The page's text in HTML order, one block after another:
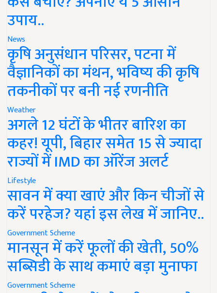
उपाय..
News
कृषि अनुसंधान परिसर, पटना में
वैज्ञानिकों का मंथन, भविष्य की कृषि
तकनीकों पर बनी नई रणनीति
Weather
अगले 12 घंटों के भीतर बारिश का
कहर! यूपी, बिहार समेत 15 से ज्यादा
राज्यों में IMD का ऑरेंज अलर्ट
Lifestyle
सावन में क्या खाएं और किन चीजों से
करें परहेज? यहां इस लेख में जानिए..
Government Scheme
मानसून में करें फूलों की खेती, 50%
सब्सिडी के साथ कमाएं बड़ा मुनाफा
Government Scheme